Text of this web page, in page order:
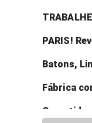
PARIS!
Batons,
Fábrica
Garantido,